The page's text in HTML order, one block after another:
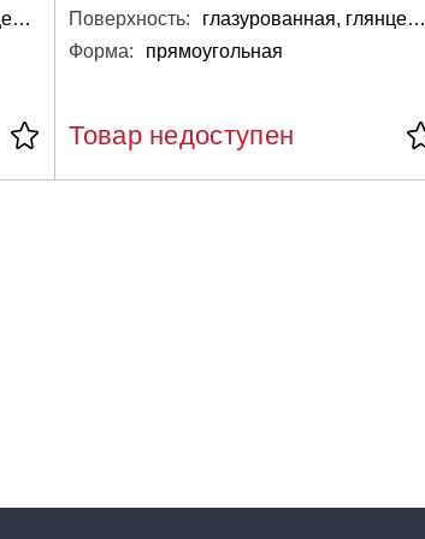
глазурованная, глянцевая
Поверхность:
глазурованная, глянцевая
Форма:
прямоугольная
Товар недоступен